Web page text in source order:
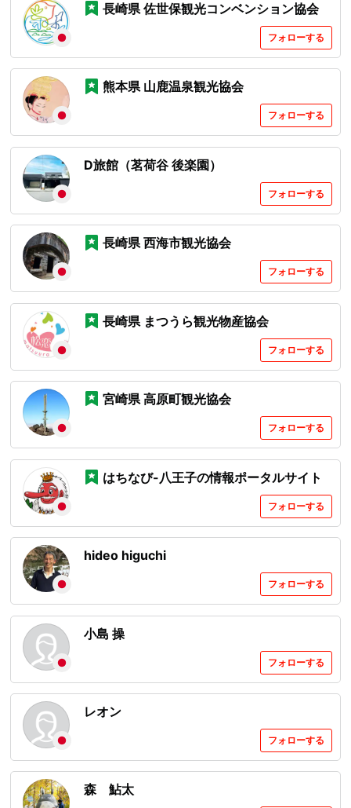
長崎県 佐世保観光コンベンション協会
フォローする
熊本県 山鹿温泉観光協会
フォローする
D旅館（茗荷谷 後楽園）
フォローする
長崎県 西海市観光協会
フォローする
長崎県 まつうら観光物産協会
フォローする
宮崎県 高原町観光協会
フォローする
はちなび-八王子の情報ポータルサイト
フォローする
hideo higuchi
フォローする
小島 操
フォローする
レオン
フォローする
森 鮎太